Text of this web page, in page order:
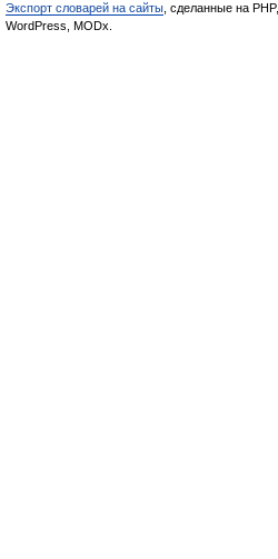
Экспорт словарей на сайты , сделанные на PHP,
WordPress, MODx.